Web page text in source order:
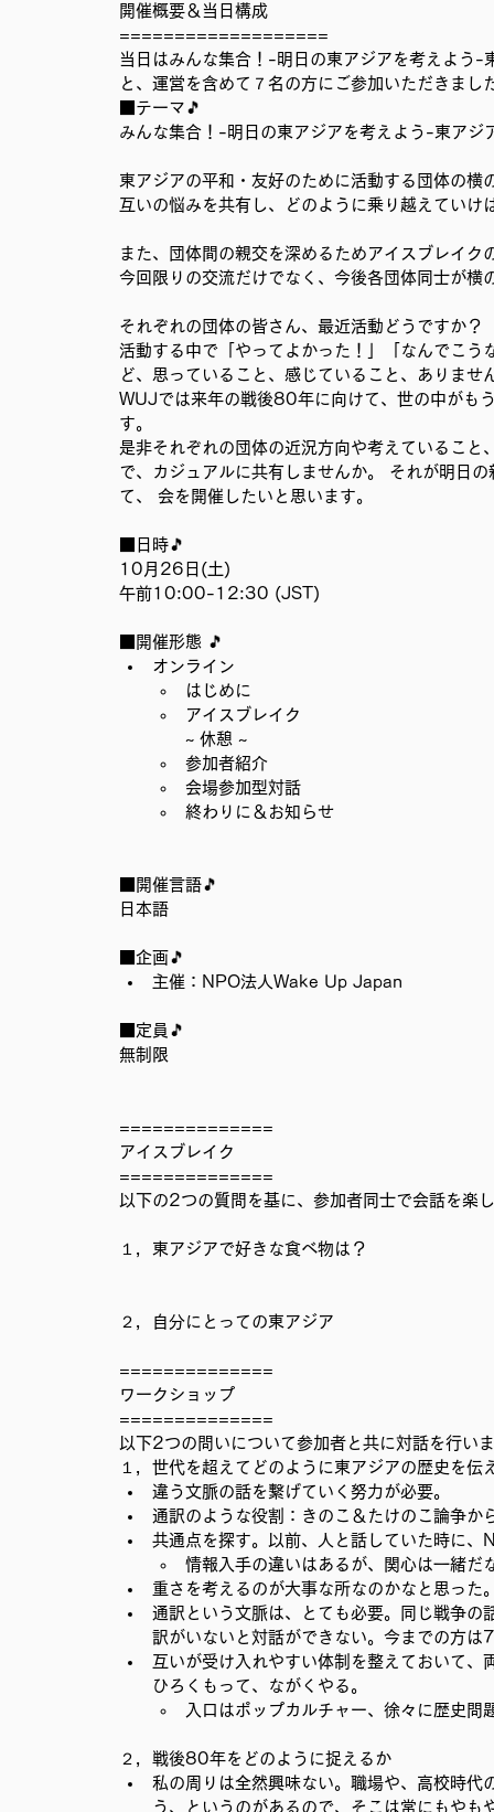
開催概要＆当日構成
===================
当日はみんな集合！-明日の東アジアを考えよう-
と、運営を含めて７名の方にご参加いただきまし
■テーマ🎵
みんな集合！-明日の東アジアを考えよう-東アジ
東アジアの平和・友好のために活動する団体の横
互いの悩みを共有し、どのように乗り越えていけ
また、団体間の親交を深めるためアイスブレイク
今回限りの交流だけでなく、今後各団体同士が横
それぞれの団体の皆さん、最近活動どうですか？
活動する中で「やってよかった！」「なんでこ
ど、思っていること、感じていること、ありませ
WUJでは来年の戦後80年に向けて、世の中がも
す。
是非それぞれの団体の近況方向や考えているこ
で、カジュアルに共有しませんか。 それが明日
て、 会を開催したいと思います。
■日時🎵
10月26日(土)
午前10:00-12:30 (JST)
■開催形態 🎵
オンライン
はじめに
アイスブレイク
~ 休憩 ~
参加者紹介
会場参加型対話
終わりに＆お知らせ
■開催言語🎵
日本語
■企画🎵
主催：NPO法人Wake Up Japan
■定員🎵
無制限
==============
アイスブレイク
==============
以下の2つの質問を基に、参加者同士で会話を楽
１，東アジアで好きな食べ物は？
２，自分にとっての東アジア
==============
ワークショップ
==============
以下2つの問いについて参加者と共に対話を行い
１，世代を超えてどのように東アジアの歴史を伝
違う文脈の話を繋げていく努力が必要。
通訳のような役割：きのこ＆たけのこ論争か
共通点を探す。以前、人と話していた時に
情報入手の違いはあるが、関心は一緒だ
重さを考えるのが大事な所なのかなと思った
通訳という文脈は、とても必要。同じ戦争の
訳がいないと対話ができない。今までの方
互いが受け入れやすい体制を整えておいて
ひろくもって、ながくやる。
入口はポップカルチャー、徐々に歴史
２，戦後80年をどのように捉えるか
私の周りは全然興味ない。職場や、高校時代
う、というのがあるので、そこは常にもや